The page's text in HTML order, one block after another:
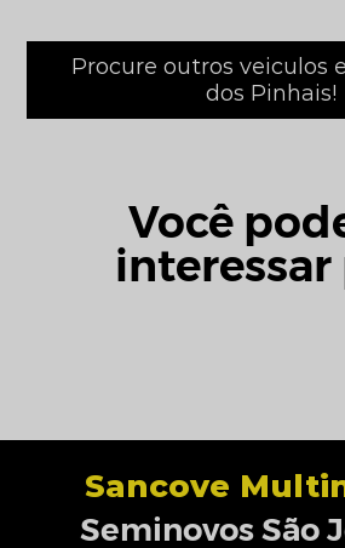
Procure outros veiculos
dos Pinhais!
Você
interessar
Sancove
Seminovos São